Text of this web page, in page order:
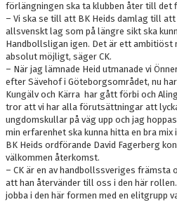
förlängningen ska ta klubben åter till det
– Vi ska se till att BK Heids damlag till
allsvenskt lag som på längre sikt ska
Handbollsligan igen. Det är ett ambitiöst
absolut möjligt, säger CK.
– När jag lämnade Heid utmanade vi
efter Sävehof i Göteborgsområdet, nu
Kungälv och Kärra har gått förbi och
tror att vi har alla förutsättningar att
ungdomskullar på väg upp och jag
min erfarenhet ska kunna hitta en bra mix
BK Heids ordförande David Fagerberg
välkommen återkomst.
– CK är en av handbollssveriges
att han återvänder till oss i den här
jobba i den här formen med en elitgrupp